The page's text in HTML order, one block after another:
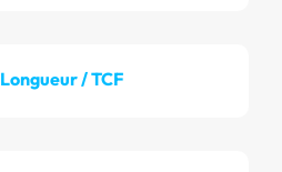
Longueur / TCF